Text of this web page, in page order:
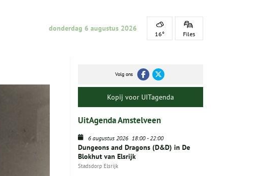
donderdag 6 augustus 2026
16° Files
Volg ons
Kopij voor UITagenda
UitAgenda Amstelveen
6 augustus 2026 18:00-22:00
Dungeons and Dragons (D&D) in De
Blokhut van Elsrijk
Stadsdorp Elsrijk